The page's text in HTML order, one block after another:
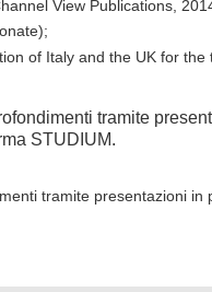
View Publications,
of Italy and the UK for
tramite
STUDIUM.
tramite presentazioni in